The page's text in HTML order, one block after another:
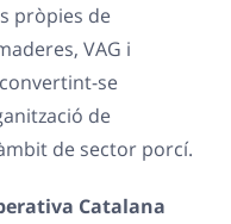
pròpies de
VAG i
convertint-se
de
de sector porcí.
Catalana